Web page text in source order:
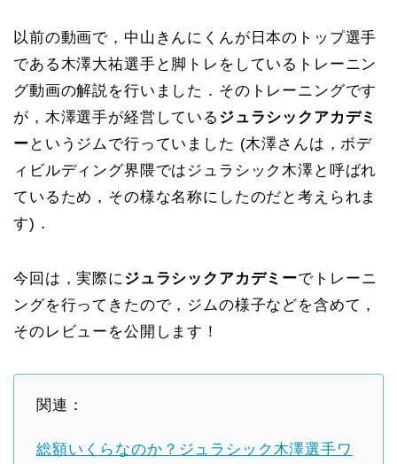
以前の動画で，中山きんにくんが日本のトップ選手
である木澤大祐選手と脚トレをしているトレーニン
グ動画の解説を行いました．そのトレーニングです
が，木澤選手が経営している ジュラシックアカデミ
ー というジムで行っていました (木澤さんは，ボデ
ィビルディング界隈ではジュラシック木澤と呼ばれ
ているため，その様な名称にしたのだと考えられま
す)．
今回は，実際にジュラシックアカデミーでトレーニ
ングを行ってきたので，ジムの様子などを含めて，
そのレビューを公開します！
関連：
総額いくらなのか？ジュラシック木澤選手ワ